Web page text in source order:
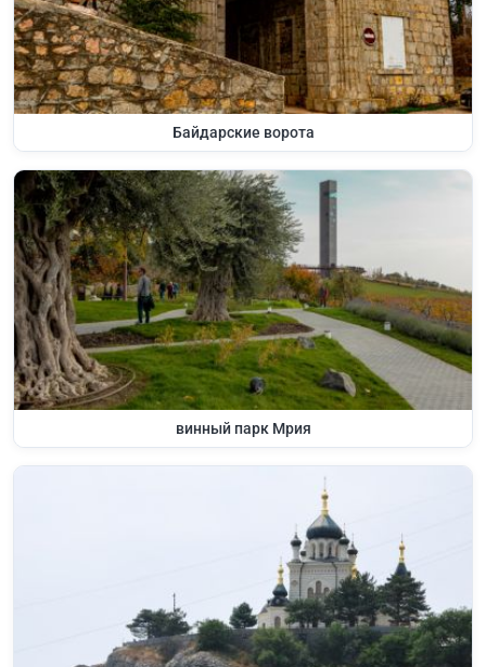
Байдарские ворота
винный парк Мрия